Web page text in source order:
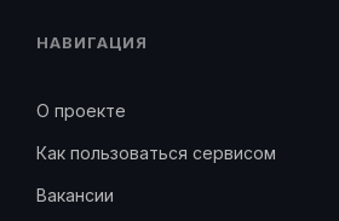
НАВИГАЦИЯ
О проекте
Как пользоваться сервисом
Вакансии